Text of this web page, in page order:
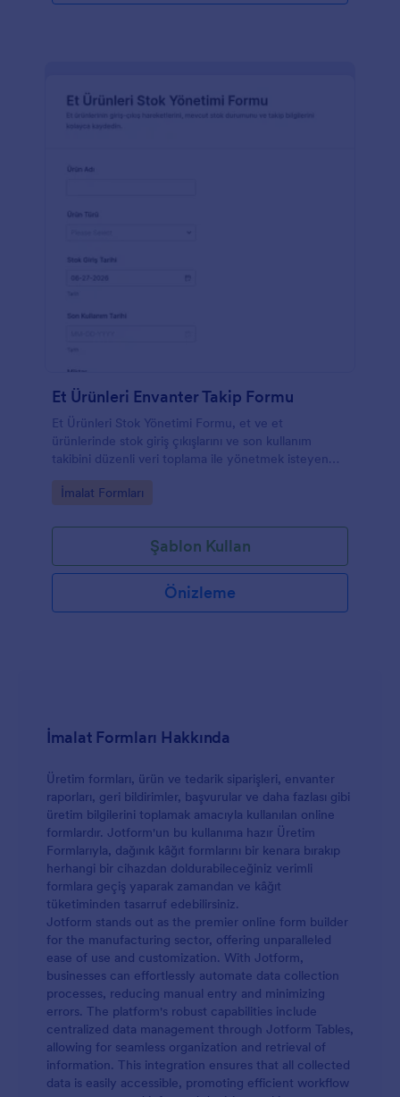
Et Ürünleri Envanter Takip Formu
Et Ürünleri Stok Yönetimi Formu, et ve et
ürünlerinde stok giriş çıkışlarını ve son kullanım
takibini düzenli veri toplama ile yönetmek isteyen
Go to Category:
İmalat Formları
Şablon Kullan
Önizleme
İmalat Formları Hakkında
Üretim formları, ürün ve tedarik siparişleri, envanter
raporları, geri bildirimler, başvurular ve daha fazlası gibi
üretim bilgilerini toplamak amacıyla kullanılan online
formlardır. Jotform'un bu kullanıma hazır Üretim
Formlarıyla, dağınık kâğıt formlarını bir kenara bırakıp
herhangi bir cihazdan doldurabileceğiniz verimli
formlara geçiş yaparak zamandan ve kâğıt
tüketiminden tasarruf edebilirsiniz.
Jotform stands out as the premier online form builder
for the manufacturing sector, offering unparalleled
ease of use and customization. With Jotform,
businesses can effortlessly automate data collection
processes, reducing manual entry and minimizing
errors. The platform's robust capabilities include
centralized data management through Jotform Tables,
allowing for seamless organization and retrieval of
information. This integration ensures that all collected
data is easily accessible, promoting efficient workflow